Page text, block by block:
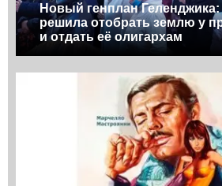
Новый генплан Геленджика:
решила отобрать землю у
и отдать её олигархам